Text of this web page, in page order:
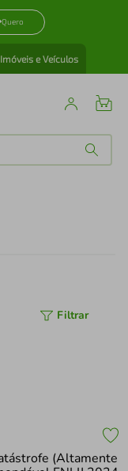
Quero
Imóveis e Veículos
Filtrar